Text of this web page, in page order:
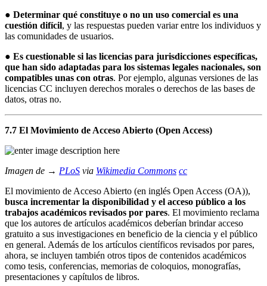
● Determinar qué constituye o no un uso comercial es una
cuestión difícil, y las respuestas pueden variar entre los individuos y
las comunidades de usuarios.
● Es cuestionable si las licencias para jurisdicciones específicas,
que han sido adaptadas para los sistemas legales nacionales, son
compatibles unas con otras. Por ejemplo, algunas versiones de las
licencias CC incluyen derechos morales o derechos de las bases de
datos, otras no.
7.7 El Movimiento de Acceso Abierto (Open Access)
Imagen de → PLoS via Wikimedia Commons cc
El movimiento de Acceso Abierto (en inglés Open Access (OA)),
busca incrementar la disponibilidad y el acceso público a los
trabajos académicos revisados por pares. El movimiento reclama
que los autores de artículos académicos deberían brindar acceso
gratuito a sus investigaciones en beneficio de la ciencia y el público
en general. Además de los artículos científicos revisados por pares,
ahora, se incluyen también otros tipos de contenidos académicos
como tesis, conferencias, memorias de coloquios, monografías,
presentaciones y capítulos de libros.